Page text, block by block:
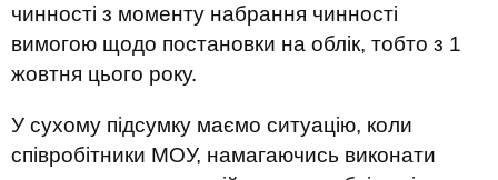
чинності з моменту набрання чинності
вимогою щодо постановки на облік, тобто з 1
жовтня цього року.
У сухому підсумку маємо ситуацію, коли
співробітники МОУ, намагаючись виконати